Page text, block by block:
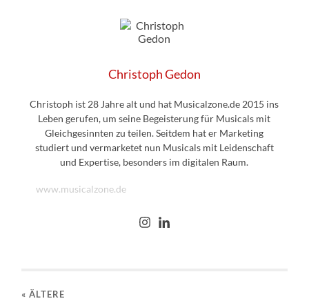
Christoph Gedon
Christoph ist 28 Jahre alt und hat Musicalzone.de 2015 ins
Leben gerufen, um seine Begeisterung für Musicals mit
Gleichgesinnten zu teilen. Seitdem hat er Marketing
studiert und vermarketet nun Musicals mit Leidenschaft
und Expertise, besonders im digitalen Raum.
www.musicalzone.de
« ÄLTERE